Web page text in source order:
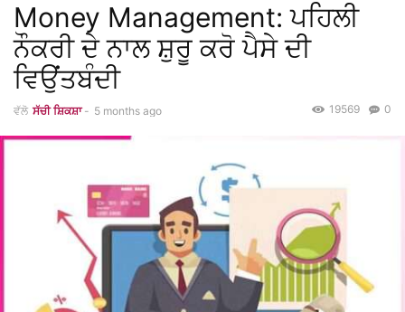
Money Management: ਪਹਿਲੀ
ਨੌਕਰੀ ਦੇ ਨਾਲ ਸ਼ੁਰੂ ਕਰੋ ਪੈਸੇ ਦੀ
ਵਿਉਂਤਬੰਦੀ
ਵੱਲੋ ਸੱਚੀ ਸ਼ਿਕਸ਼ਾ - 5 months ago 0
19569